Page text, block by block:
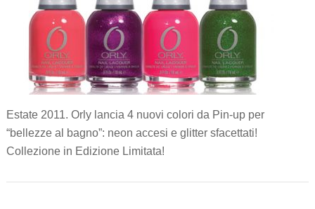
Estate 2011. Orly lancia 4 nuovi colori da Pin-up per
“bellezze al bagno”: neon accesi e glitter sfacettati!
Collezione in Edizione Limitata!